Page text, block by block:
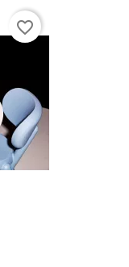
favorite_border